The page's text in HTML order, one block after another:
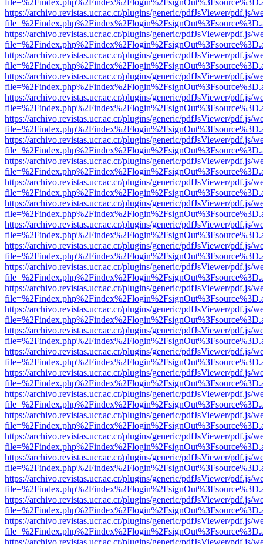
https://archivo.revistas.ucr.ac.cr/plugins/generic/pdfJsViewer/pdf.js/
https://archivo.revistas.ucr.ac.cr/plugins/generic/pdfJsViewer/pdf.js/
https://archivo.revistas.ucr.ac.cr/plugins/generic/pdfJsViewer/pdf.js/
https://archivo.revistas.ucr.ac.cr/plugins/generic/pdfJsViewer/pdf.js/
https://archivo.revistas.ucr.ac.cr/plugins/generic/pdfJsViewer/pdf.js/
https://archivo.revistas.ucr.ac.cr/plugins/generic/pdfJsViewer/pdf.js/
https://archivo.revistas.ucr.ac.cr/plugins/generic/pdfJsViewer/pdf.js/
https://archivo.revistas.ucr.ac.cr/plugins/generic/pdfJsViewer/pdf.js/
https://archivo.revistas.ucr.ac.cr/plugins/generic/pdfJsViewer/pdf.js/
https://archivo.revistas.ucr.ac.cr/plugins/generic/pdfJsViewer/pdf.js/
https://archivo.revistas.ucr.ac.cr/plugins/generic/pdfJsViewer/pdf.js/
https://archivo.revistas.ucr.ac.cr/plugins/generic/pdfJsViewer/pdf.js/
https://archivo.revistas.ucr.ac.cr/plugins/generic/pdfJsViewer/pdf.js/
https://archivo.revistas.ucr.ac.cr/plugins/generic/pdfJsViewer/pdf.js/
https://archivo.revistas.ucr.ac.cr/plugins/generic/pdfJsViewer/pdf.js/
https://archivo.revistas.ucr.ac.cr/plugins/generic/pdfJsViewer/pdf.js/
https://archivo.revistas.ucr.ac.cr/plugins/generic/pdfJsViewer/pdf.js/
https://archivo.revistas.ucr.ac.cr/plugins/generic/pdfJsViewer/pdf.js/
https://archivo.revistas.ucr.ac.cr/plugins/generic/pdfJsViewer/pdf.js/
https://archivo.revistas.ucr.ac.cr/plugins/generic/pdfJsViewer/pdf.js/
https://archivo.revistas.ucr.ac.cr/plugins/generic/pdfJsViewer/pdf.js/
https://archivo.revistas.ucr.ac.cr/plugins/generic/pdfJsViewer/pdf.js/
https://archivo.revistas.ucr.ac.cr/plugins/generic/pdfJsViewer/pdf.js/
https://archivo.revistas.ucr.ac.cr/plugins/generic/pdfJsViewer/pdf.js/
https://archivo.revistas.ucr.ac.cr/plugins/generic/pdfJsViewer/pdf.js/
https://archivo.revistas.ucr.ac.cr/plugins/generic/pdfJsViewer/pdf.js/